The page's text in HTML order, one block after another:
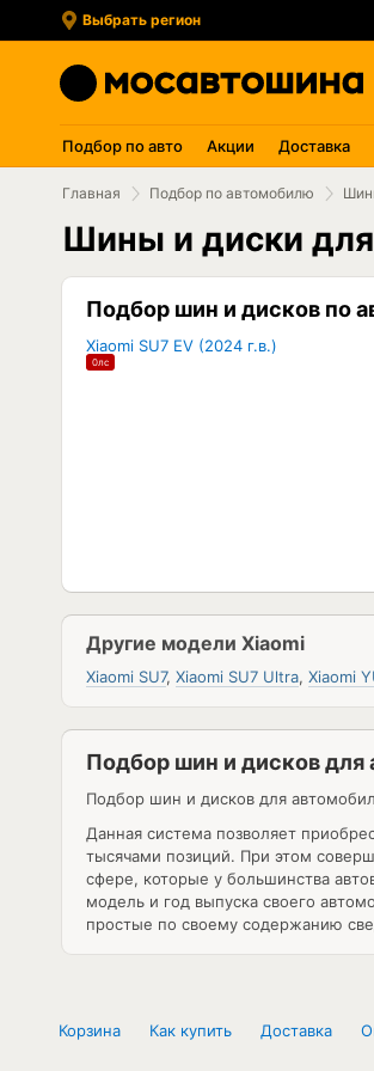
Выбрать регион
Подбор по авто Акции Доставка
Главная Подбор по автомобилю
Шины и диски
Подбор шин и дисков по
Xiaomi SU7 EV (2024 г.в.)
0лс
Другие модели Xiaomi
Xiaomi SU7, Xiaomi SU7 Ultra, Xiaomi
Подбор шин и дисков для
Подбор шин и дисков для
Данная система позволяет
тысячами позиций. При этом
сфере, которые у большинства
модель и год выпуска своего
простые по своему содержанию
Корзина Как купить Доставка